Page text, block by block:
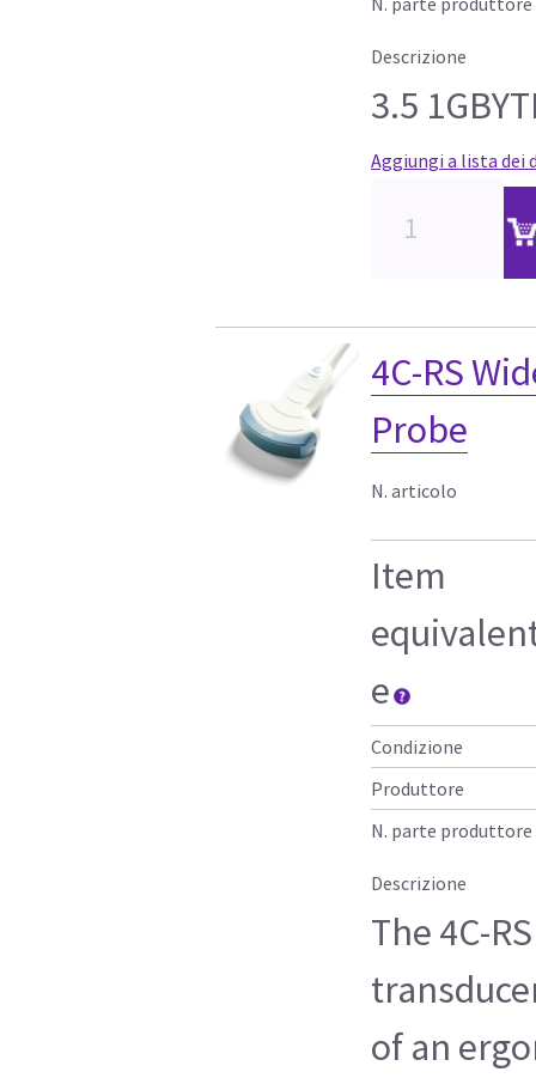
Descrizione
3.5
Aggiungi a lista dei
4C-RS
Probe
N. articolo
Item
e
Condizione
Produttore
N. parte produttore
Descrizione
The 4C-
of an